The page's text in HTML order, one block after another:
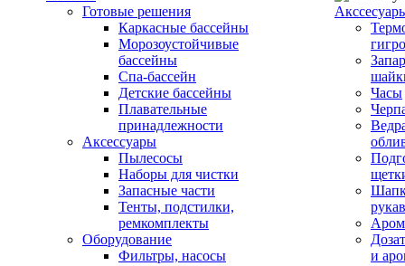
Готовые решения
Каркасные бассейны
Морозоустойчивые
бассейны
Спа-бассейн
Детские бассейны
Плавательные
принадлежности
Аксессуары
Пылесосы
Наборы для чистки
Запасные части
Тенты, подстилки,
ремкомплекты
Оборудование
Фильтры, насосы
Часы
и